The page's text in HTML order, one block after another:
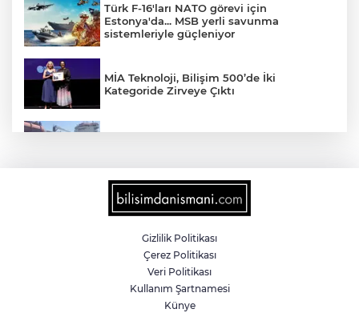
Türk F-16'ları NATO görevi için
Estonya'da... MSB yerli savunma
sistemleriyle güçleniyor
MİA Teknoloji, Bilişim 500’de İki
Kategoride Zirveye Çıktı
6 milyon emekliyi ilgilendiriyor... Emekli
aylığı fark ödemeleri 7 Ağustos'ta
Teröristler teslim olmaya devam ediyor...
Hudutlarda 490 kişi yakalandı
Gizlilik Politikası
Çerez Politikası
Veri Politikası
Kullanım Şartnamesi
Künye